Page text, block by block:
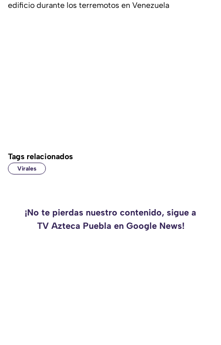
edificio durante los terremotos en Venezuela
Tags relacionados
Virales
¡No te pierdas nuestro contenido, sigue a
TV Azteca Puebla en Google News!